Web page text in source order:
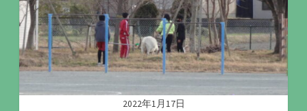
2022年1月17日